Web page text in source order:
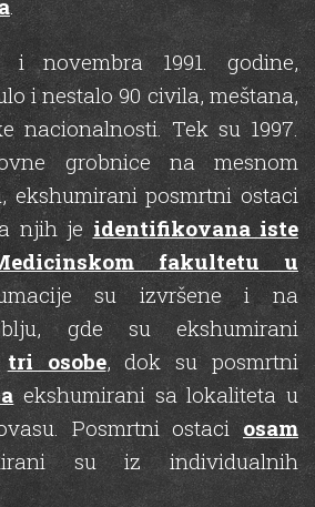
i novembra 1991. godine,
i nestalo 90 civila, meštana,
nacionalnosti. Tek su 1997.
grobnice na mesnom
ekshumirani posmrtni ostaci
njih je identifikovana iste
fakultetu u
su izvršene i na
gde su ekshumirani
tri osobe, dok su posmrtni
ekshumirani sa lokaliteta u
Posmrtni ostaci osam
su iz individualnih